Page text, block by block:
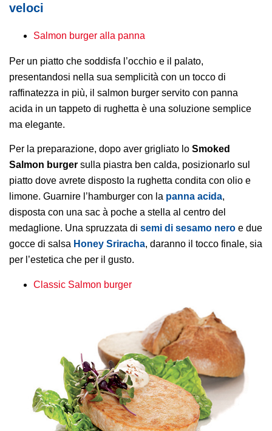
veloci
Salmon burger alla panna
Per un piatto che soddisfa l’occhio e il palato,
presentandosi nella sua semplicità con un tocco di
raffinatezza in più, il salmon burger servito con panna
acida in un tappeto di rughetta è una soluzione semplice
ma elegante.
Per la preparazione, dopo aver grigliato lo Smoked
Salmon burger sulla piastra ben calda, posizionarlo sul
piatto dove avrete disposto la rughetta condita con olio e
limone. Guarnire l’hamburger con la panna acida,
disposta con una sac à poche a stella al centro del
medaglione. Una spruzzata di semi di sesamo nero e due
gocce di salsa Honey Sriracha, daranno il tocco finale, sia
per l’estetica che per il gusto.
Classic Salmon burger